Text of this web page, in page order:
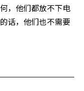
，他们都放不下电
话，他们也不需要